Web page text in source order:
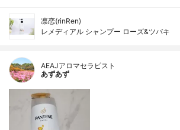
凛恋(rinRen)
レメディアル シャンプー ローズ&ツバキ
AEAJアロマセラピスト
あずあず